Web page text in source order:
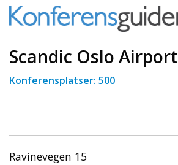
Scandic Oslo Airport
Konferensplatser: 500
Ravinevegen 15